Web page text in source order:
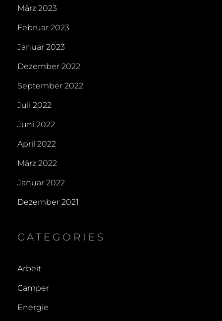
März 2023
Februar 2023
Januar 2023
Dezember 2022
September 2022
Juli 2022
Juni 2022
April 2022
März 2022
Januar 2022
Dezember 2021
CATEGORIES
Arbeit
Camper
Energie